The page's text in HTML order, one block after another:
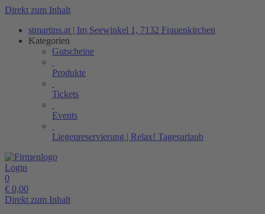
Direkt zum Inhalt
stmartins.at | Im Seewinkel 1, 7132 Frauenkirchen
Kategorien
Gutscheine
Produkte
Tickets
Events
Liegenreservierung | Relax! Tagesurlaub
Login
0
€ 0,00
Direkt zum Inhalt